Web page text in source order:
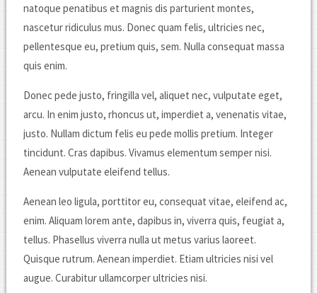
natoque penatibus et magnis dis parturient montes,
nascetur ridiculus mus. Donec quam felis, ultricies nec,
pellentesque eu, pretium quis, sem. Nulla consequat massa
quis enim.
Donec pede justo, fringilla vel, aliquet nec, vulputate eget,
arcu. In enim justo, rhoncus ut, imperdiet a, venenatis vitae,
justo. Nullam dictum felis eu pede mollis pretium. Integer
tincidunt. Cras dapibus. Vivamus elementum semper nisi.
Aenean vulputate eleifend tellus.
Aenean leo ligula, porttitor eu, consequat vitae, eleifend ac,
enim. Aliquam lorem ante, dapibus in, viverra quis, feugiat a,
tellus. Phasellus viverra nulla ut metus varius laoreet.
Quisque rutrum. Aenean imperdiet. Etiam ultricies nisi vel
augue. Curabitur ullamcorper ultricies nisi.